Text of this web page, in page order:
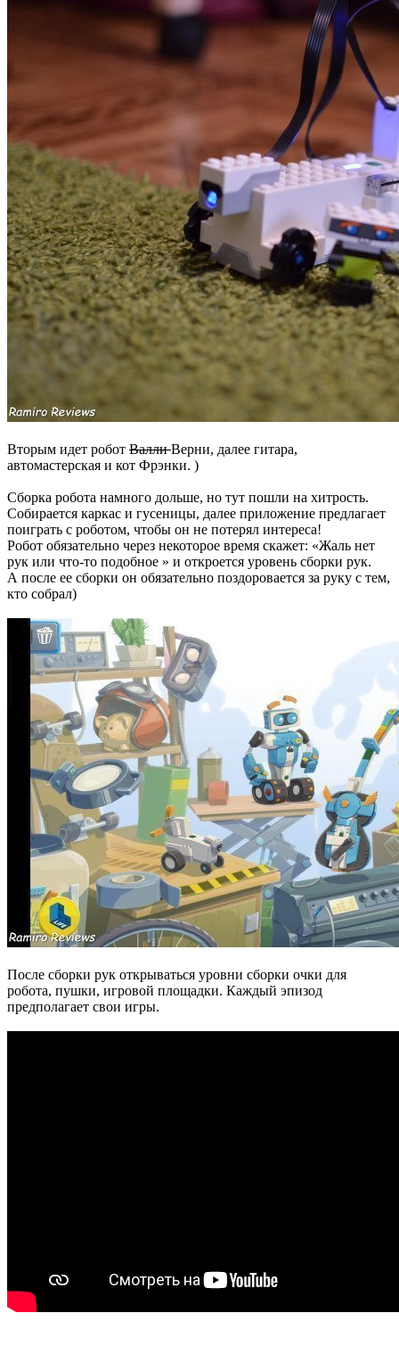
Вторым идет робот ВаллиВерни, далее гитара,
автомастерская и кот Фрэнки. )
Сборка робота намного дольше, но тут пошли на хитрость.
Собирается каркас и гусеницы, далее приложение предлагает
поиграть с роботом, чтобы он не потерял интереса!
Робот обязательно через некоторое время скажет: «Жаль нет
рук или что-то подобное » и откроется уровень сборки рук.
А после ее сборки он обязательно поздоровается за руку с тем,
кто собрал)
После сборки рук открываться уровни сборки очки для
робота, пушки, игровой площадки. Каждый эпизод
предполагает свои игры.